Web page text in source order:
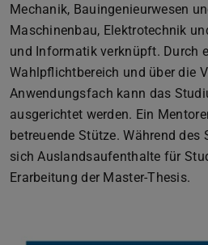
Mechanik, Bauingenieurwesen
Maschinenbau, Elektrotechnik
und Informatik verknüpft. Durch
Wahlpflichtbereich und über die
Anwendungsfach kann das
ausgerichtet werden. Ein
betreuende Stütze. Während
sich Auslandsaufenthalte für
Erarbeitung der Master-Thesis.